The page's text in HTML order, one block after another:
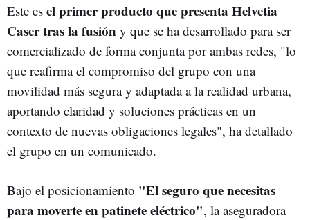
Este es el primer producto que presenta Helvetia
Caser tras la fusión y que se ha desarrollado para ser
comercializado de forma conjunta por ambas redes, "lo
que reafirma el compromiso del grupo con una
movilidad más segura y adaptada a la realidad urbana,
aportando claridad y soluciones prácticas en un
contexto de nuevas obligaciones legales", ha detallado
el grupo en un comunicado.
Bajo el posicionamiento "El seguro que necesitas
para moverte en patinete eléctrico", la aseguradora